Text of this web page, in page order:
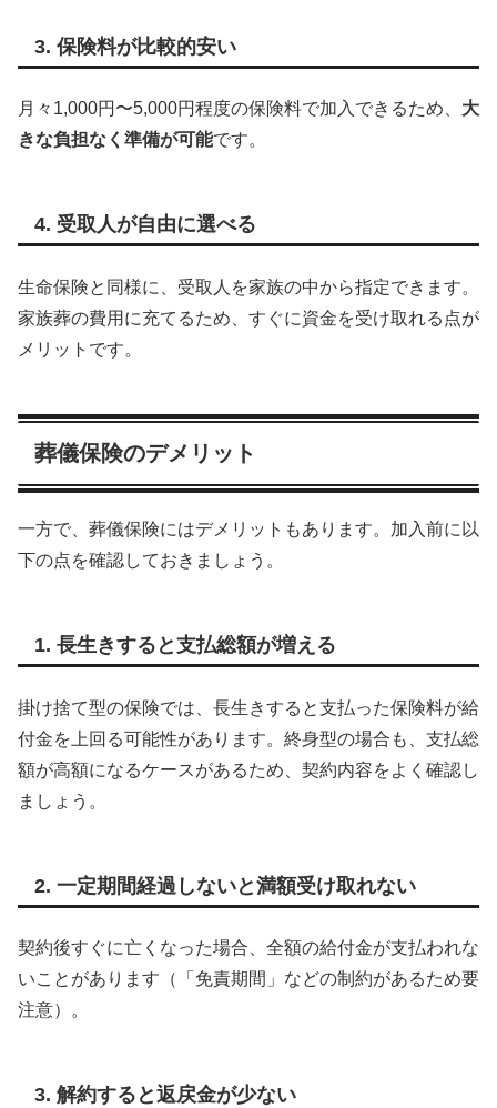
3. 保険料が比較的安い
月々1,000円〜5,000円程度の保険料で加入できるため、 大
きな負担なく準備が可能です。
4. 受取人が自由に選べる
生命保険と同様に、受取人を家族の中から指定できます。
家族葬の費用に充てるため、すぐに資金を受け取れる点が
メリットです。
葬儀保険のデメリット
一方で、葬儀保険にはデメリットもあります。加入前に以
下の点を確認しておきましょう。
1. 長生きすると支払総額が増える
掛け捨て型の保険では、長生きすると支払った保険料が給
付金を上回る可能性があります。終身型の場合も、支払総
額が高額になるケースがあるため、契約内容をよく確認し
ましょう。
2. 一定期間経過しないと満額受け取れない
契約後すぐに亡くなった場合、全額の給付金が支払われな
いことがあります（「免責期間」などの制約があるため要
注意）。
3. 解約すると返戻金が少ない